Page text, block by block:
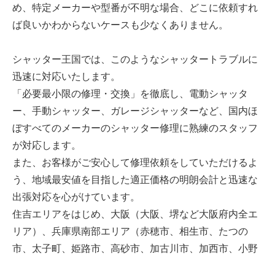
め、特定メーカーや型番が不明な場合、どこに依頼すれ
ば良いかわからないケースも少なくありません。
シャッター王国では、このようなシャッタートラブルに
迅速に対応いたします。
「必要最小限の修理・交換」を徹底し、電動シャッタ
ー、手動シャッター、ガレージシャッターなど、国内ほ
ぼすべてのメーカーのシャッター修理に熟練のスタッフ
が対応します。
また、お客様がご安心して修理依頼をしていただけるよ
う、地域最安値を目指した適正価格の明朗会計と迅速な
出張対応を心がけています。
住吉エリアをはじめ、大阪（大阪、堺など大阪府内全エ
リア）、兵庫県南部エリア（赤穂市、相生市、たつの
市、太子町、姫路市、高砂市、加古川市、加西市、小野